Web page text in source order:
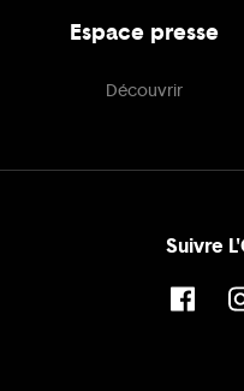
Espace presse
Découvrir
Suivre